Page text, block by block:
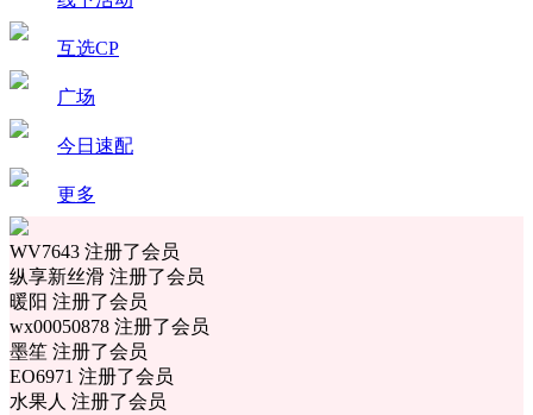
互选CP
广场
今日速配
更多
WV7643 注册了会员
纵享新丝滑 注册了会员
暖阳 注册了会员
wx00050878 注册了会员
墨笙 注册了会员
EO6971 注册了会员
水果人 注册了会员